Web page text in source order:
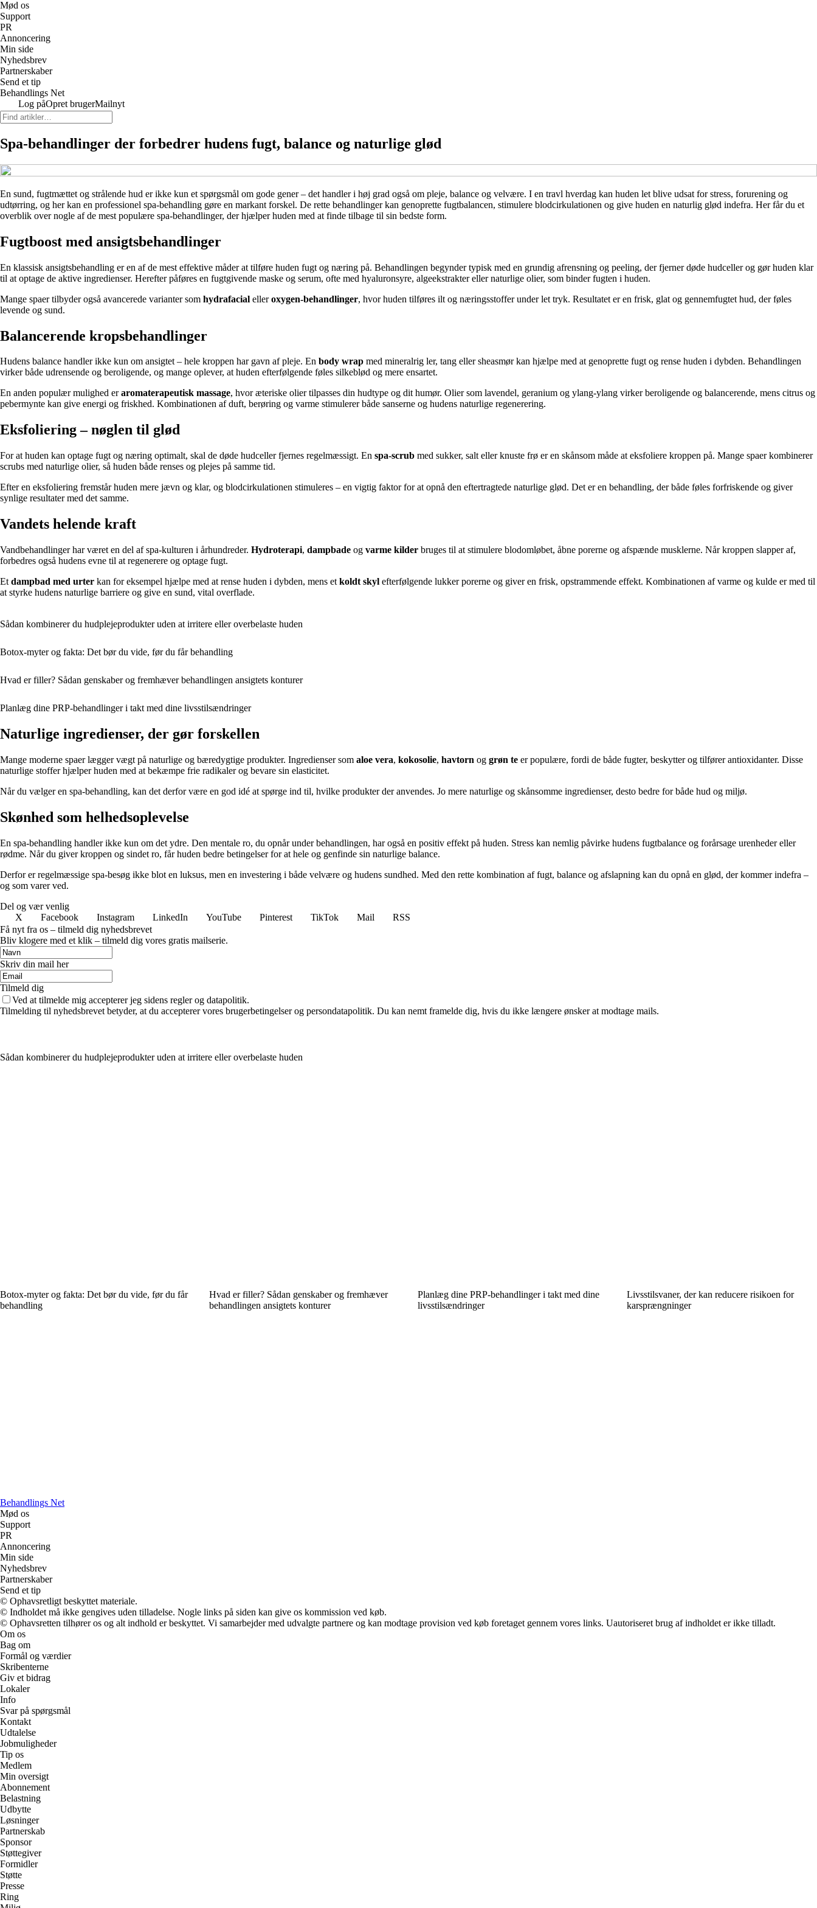
Mød os
Support
PR
Annoncering
Min side
Nyhedsbrev
Partnerskaber
Send et tip
Behandlings Net
Log påOpret brugerMailnyt
Spa-behandlinger der forbedrer hudens fugt, balance og naturlige glød
En sund, fugtmættet og strålende hud er ikke kun et spørgsmål om gode gener – det handler i høj grad også om pleje, balance og velvære. I en travl hverdag kan huden let blive udsat for stress, forurening og
udtørring, og her kan en professionel spa-behandling gøre en markant forskel. De rette behandlinger kan genoprette fugtbalancen, stimulere blodcirkulationen og give huden en naturlig glød indefra. Her får du et
overblik over nogle af de mest populære spa-behandlinger, der hjælper huden med at finde tilbage til sin bedste form.
Fugtboost med ansigtsbehandlinger
En klassisk ansigtsbehandling er en af de mest effektive måder at tilføre huden fugt og næring på. Behandlingen begynder typisk med en grundig afrensning og peeling, der fjerner døde hudceller og gør huden klar
til at optage de aktive ingredienser. Herefter påføres en fugtgivende maske og serum, ofte med hyaluronsyre, algeekstrakter eller naturlige olier, som binder fugten i huden.
Mange spaer tilbyder også avancerede varianter som hydrafacial elleroxygen-behandlinger, hvor huden tilføres ilt og næringsstoffer under let tryk. Resultatet er en frisk, glat og gennemfugtet hud, der føles
levende og sund.
Balancerende kropsbehandlinger
Hudens balance handler ikke kun om ansigtet – hele kroppen har gavn af pleje. En body wrap med mineralrig ler, tang eller sheasmør kan hjælpe med at genoprette fugt og rense huden i dybden. Behandlingen
virker både udrensende og beroligende, og mange oplever, at huden efterfølgende føles silkeblød og mere ensartet.
En anden populær mulighed eraromaterapeutisk massage, hvor æteriske olier tilpasses din hudtype og dit humør. Olier som lavendel, geranium og ylang-ylang virker beroligende og balancerende, mens citrus og
pebermynte kan give energi og friskhed. Kombinationen af duft, berøring og varme stimulerer både sanserne og hudens naturlige regenerering.
Eksfoliering – nøglen til glød
For at huden kan optage fugt og næring optimalt, skal de døde hudceller fjernes regelmæssigt. En spa-scrub med sukker, salt eller knuste frø er en skånsom måde at eksfoliere kroppen på. Mange spaer kombinerer
scrubs med naturlige olier, så huden både renses og plejes på samme tid.
Efter en eksfoliering fremstår huden mere jævn og klar, og blodcirkulationen stimuleres – en vigtig faktor for at opnå den eftertragtede naturlige glød. Det er en behandling, der både føles forfriskende og giver
synlige resultater med det samme.
Vandets helende kraft
Vandbehandlinger har været en del af spa-kulturen i århundreder. Hydroterapi, dampbade og varme kilder bruges til at stimulere blodomløbet, åbne porerne og afspænde musklerne. Når kroppen slapper af,
forbedres også hudens evne til at regenerere og optage fugt.
Et dampbad med urter kan for eksempel hjælpe med at rense huden i dybden, mens et koldt skyl efterfølgende lukker porerne og giver en frisk, opstrammende effekt. Kombinationen af varme og kulde er med til
at styrke hudens naturlige barriere og give en sund, vital overflade.
Sådan kombinerer du hudplejeprodukter uden at irritere eller overbelaste huden
Botox-myter og fakta: Det bør du vide, før du får behandling
Hvad er filler? Sådan genskaber og fremhæver behandlingen ansigtets konturer
Planlæg dine PRP-behandlinger i takt med dine livsstilsændringer
Naturlige ingredienser, der gør forskellen
Mange moderne spaer lægger vægt på naturlige og bæredygtige produkter. Ingredienser som aloe vera, kokosolie, havtorn og grøn te er populære, fordi de både fugter, beskytter og tilfører antioxidanter. Disse
naturlige stoffer hjælper huden med at bekæmpe frie radikaler og bevare sin elasticitet.
Når du vælger en spa-behandling, kan det derfor være en god idé at spørge ind til, hvilke produkter der anvendes. Jo mere naturlige og skånsomme ingredienser, desto bedre for både hud og miljø.
Skønhed som helhedsoplevelse
En spa-behandling handler ikke kun om det ydre. Den mentale ro, du opnår under behandlingen, har også en positiv effekt på huden. Stress kan nemlig påvirke hudens fugtbalance og forårsage urenheder eller
rødme. Når du giver kroppen og sindet ro, får huden bedre betingelser for at hele og genfinde sin naturlige balance.
Derfor er regelmæssige spa-besøg ikke blot en luksus, men en investering i både velvære og hudens sundhed. Med den rette kombination af fugt, balance og afslapning kan du opnå en glød, der kommer indefra –
og som varer ved.
Del og vær venlig
X
Facebook Instagram LinkedIn YouTube Pinterest TikTok Mail
RSS
Få nyt fra os – tilmeld dig nyhedsbrevet
Bliv klogere med et klik – tilmeld dig vores gratis mailserie.
Skriv din mail her
Tilmeld dig
Ved at tilmelde mig accepterer jeg sidens regler og datapolitik.
Tilmelding til nyhedsbrevet betyder, at du accepterer vores brugerbetingelser og persondatapolitik. Du kan nemt framelde dig, hvis du ikke længere ønsker at modtage mails.
Sådan kombinerer du hudplejeprodukter uden at irritere eller overbelaste huden
Botox-myter og fakta: Det bør du vide, før du får
behandling
Hvad er filler? Sådan genskaber og fremhæver
behandlingen ansigtets konturer
Planlæg dine PRP-behandlinger i takt med dine
livsstilsændringer
Livsstilsvaner, der kan reducere risikoen for
karsprængninger
Behandlings Net
Mød os
Support
PR
Annoncering
Min side
Nyhedsbrev
Partnerskaber
Send et tip
© Ophavsretligt beskyttet materiale.
© Indholdet må ikke gengives uden tilladelse. Nogle links på siden kan give os kommission ved køb.
© Ophavsretten tilhører os og alt indhold er beskyttet. Vi samarbejder med udvalgte partnere og kan modtage provision ved køb foretaget gennem vores links. Uautoriseret brug af indholdet er ikke tilladt.
Om os
Bag om
Formål og værdier
Skribenterne
Giv et bidrag
Lokaler
Info
Svar på spørgsmål
Kontakt
Udtalelse
Jobmuligheder
Tip os
Medlem
Min oversigt
Abonnement
Belastning
Udbytte
Løsninger
Partnerskab
Sponsor
Støttegiver
Formidler
Støtte
Presse
Ring